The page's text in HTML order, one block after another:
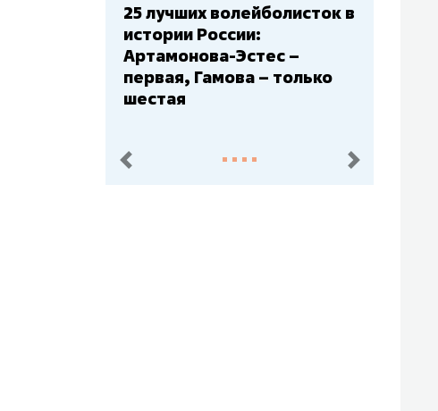
25 лучших волейболисток в
истории России:
Артамонова-Эстес –
первая, Гамова – только
шестая
пред. след.